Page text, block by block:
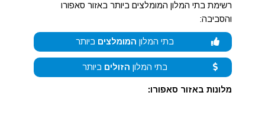
רשימת בתי המלון המומלצים ביותר באזור סאפורו
והסביבה:
בתי המלון המומלצים ביותר
בתי המלון הזולים ביותר
מלונות באזור סאפורו: